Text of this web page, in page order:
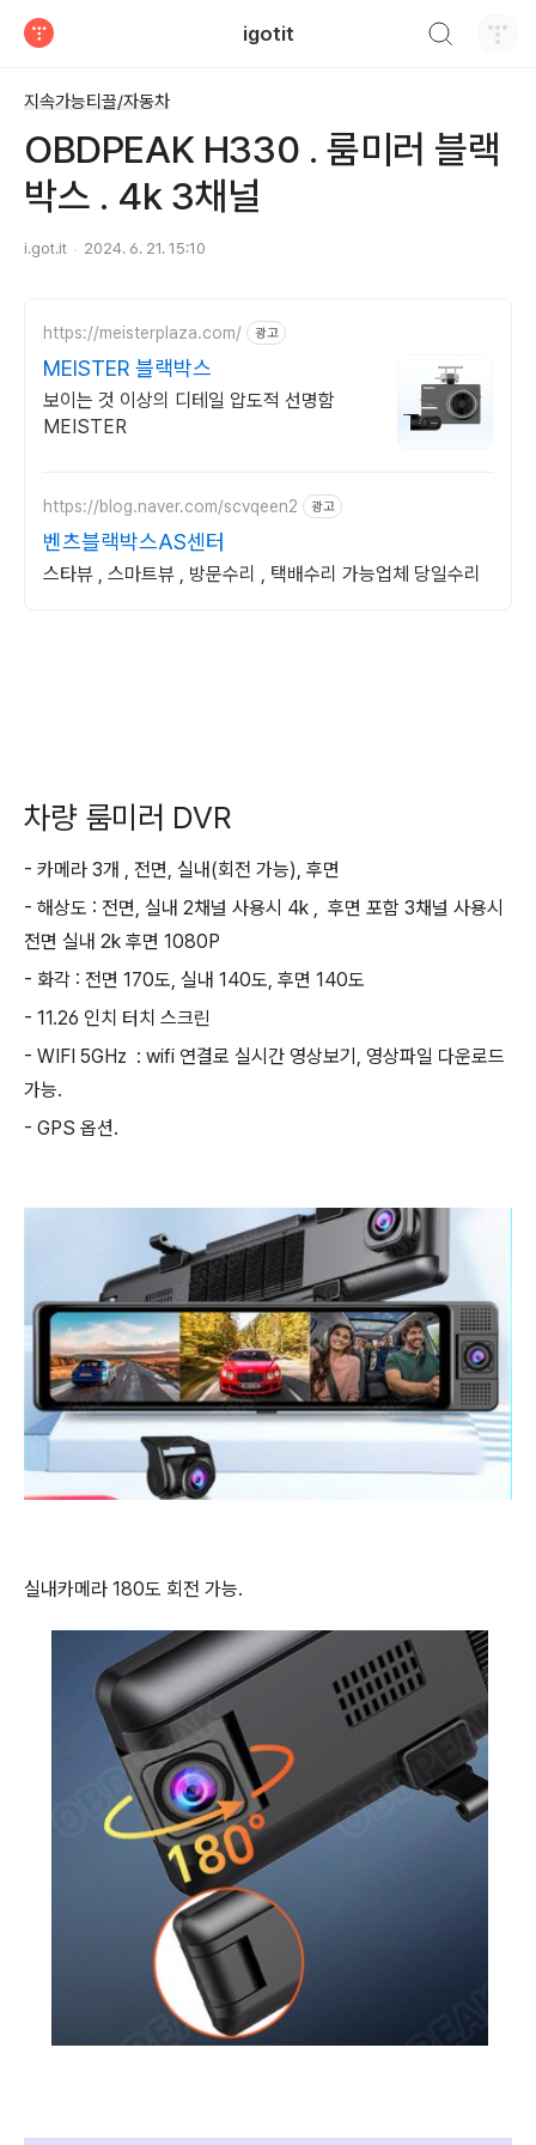
igotit
지속가능티끌/자동차
OBDPEAK H330 . 룸미러 블랙
박스 . 4k 3채널
i.got.it 2024. 6. 21. 15:10
https://meisterplaza.com/ 광고
MEISTER 블랙박스
보이는 것 이상의 디테일 압도적 선명함
MEISTER
https://blog.naver.com/scvqeen2 광고
벤츠블랙박스AS센터
스타뷰 , 스마트뷰 , 방문수리 , 택배수리 가능업체 당일수리
차량 룸미러 DVR
- 카메라 3개 , 전면, 실내(회전 가능), 후면
- 해상도 : 전면, 실내 2채널 사용시 4k , 후면 포함 3채널 사용시
전면 실내 2k 후면 1080P
- 화각 : 전면 170도, 실내 140도, 후면 140도
- 11.26 인치 터치 스크린
- WIFI 5GHz : wifi 연결로 실시간 영상보기, 영상파일 다운로드
가능.
- GPS 옵션.
실내카메라 180도 회전 가능.